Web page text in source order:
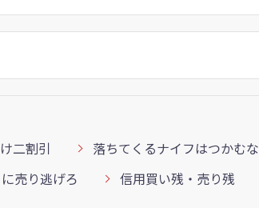
二割引
落ちてくるナイフはつかむな
売り逃げろ 信用買い残・売り残